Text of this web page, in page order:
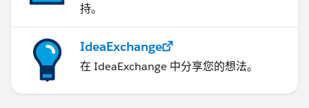
持。
IdeaExchange
在 IdeaExchange 中分享您的想法。